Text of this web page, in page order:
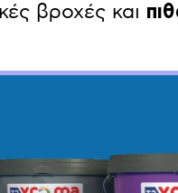
βροχές και